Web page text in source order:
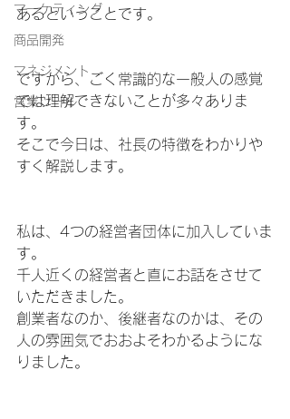
マーケティング
商品開発
マネジメント
営業ツール
あるということです。
ですから、ごく常識的な一般人の感覚
では理解できないことが多々ありま
す。
そこで今日は、社長の特徴をわかりや
すく解説します。
私は、4つの経営者団体に加入していま
す。
千人近くの経営者と直にお話をさせて
いただきました。
創業者なのか、後継者なのかは、その
人の雰囲気でおおよそわかるようにな
りました。